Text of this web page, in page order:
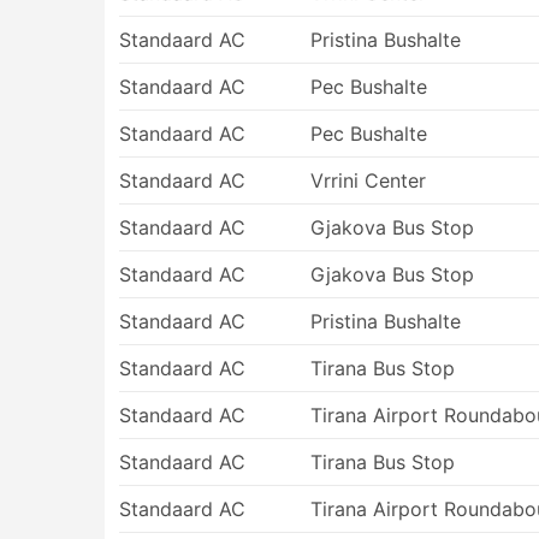
Als je bereid bent meer uit te geven,
met business class in een vliegtuig, met
Nadelen van reizen per bus
Nieuwere intercity busterminals liggen
reizigers. Het bereiken van zo'n
moet gebruiken om er te komen. Dit
opgedreven. Reken ook extra tijd als
vertrekpunt niet kent.
Bussen zijn waarschijnlijk het
wegwerkzaamheden, omleidingen of
over voor verbindingen.
Standaard AC
Pristina Bushalte
Standaard AC
Pec Bushalte
Standaard AC
Pec Bushalte
Standaard AC
Vrrini Center
Standaard AC
Gjakova Bus Stop
Standaard AC
Gjakova Bus Stop
Standaard AC
Pristina Bushalte
Standaard AC
Tirana Bus Stop
Standaard AC
Tirana Airport
Standaard AC
Tirana Bus Stop
Standaard AC
Tirana Airport